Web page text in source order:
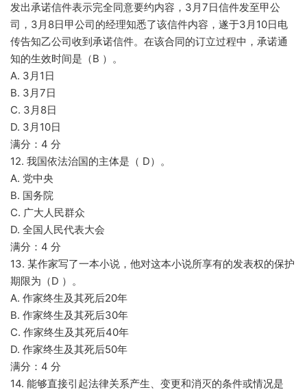
发出承诺信件表示完全同意要约内容，3月7日信件发至甲公
司，3月8日甲公司的经理知悉了该信件内容，遂于3月10日电
传告知乙公司收到承诺信件。在该合同的订立过程中，承诺通
知的生效时间是（B ）。
A. 3月1日
B. 3月7日
C. 3月8日
D. 3月10日
满分：4 分
12. 我国依法治国的主体是（ D）。
A. 党中央
B. 国务院
C. 广大人民群众
D. 全国人民代表大会
满分：4 分
13. 某作家写了一本小说，他对这本小说所享有的发表权的保护
期限为（D ）。
A. 作家终生及其死后20年
B. 作家终生及其死后30年
C. 作家终生及其死后40年
D. 作家终生及其死后50年
满分：4 分
14. 能够直接引起法律关系产生、变更和消灭的条件或情况是